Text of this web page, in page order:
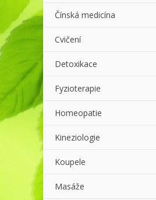
Čínská medicína
Cvičení
Detoxikace
Fyzioterapie
Homeopatie
Kineziologie
Koupele
Masáže